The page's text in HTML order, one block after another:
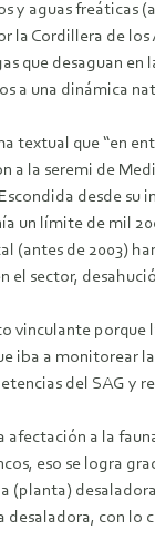
y aguas freáticas
Cordillera de los
que desaguan
a una dinámica
textual que “en
a la seremi de
desde
un límite de mil
(antes de 2003)
el sector,
vinculante
iba a monitorear
del SAG y
afectación a la
eso se logra
(planta)
desaladora, con